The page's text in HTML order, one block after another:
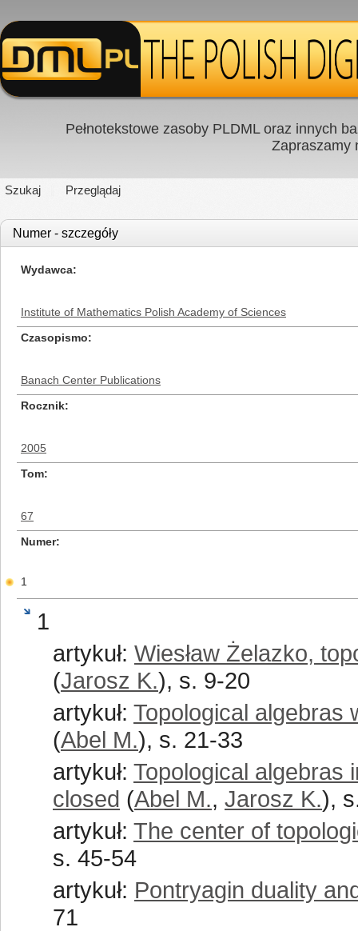
Pełnotekstowe zasoby PLDML oraz innych
Zapraszamy
Szukaj Przeglądaj
Numer - szczegóły
Wydawca
Institute of Mathematics Polish Academy of Sciences
Czasopismo
Banach Center Publications
Rocznik
2005
Tom
67
Numer
1
1
artykuł: Wiesław Żelazko,
(Jarosz K.), s. 9-20
artykuł: Topological algebras
(Abel M.), s. 21-33
artykuł: Topological algebras
closed (Abel M., Jarosz K.),
artykuł: The center of
s. 45-54
artykuł: Pontryagin duality
71